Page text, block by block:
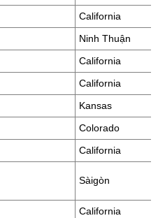
California
Ninh Thuận
California
California
Kansas
Colorado
California
Sàigòn
California